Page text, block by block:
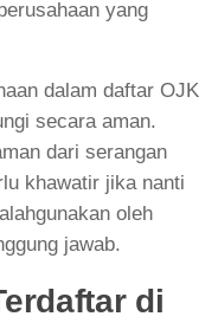
yang
dalam daftar OJK
secara aman.
dari serangan
khawatir jika nanti
oleh
jawab.
di